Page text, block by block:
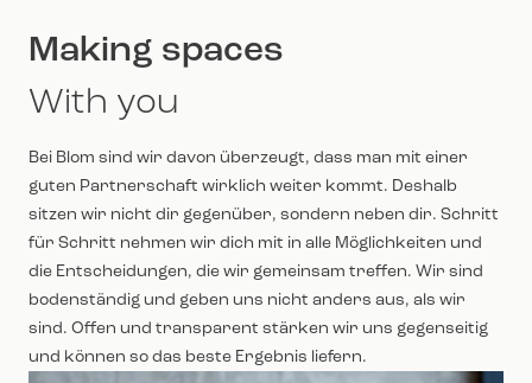
Making spaces
With you
Bei Blom sind wir davon überzeugt, dass man mit einer
guten Partnerschaft wirklich weiter kommt. Deshalb
sitzen wir nicht dir gegenüber, sondern neben dir. Schritt
für Schritt nehmen wir dich mit in alle Möglichkeiten und
die Entscheidungen, die wir gemeinsam treffen. Wir sind
bodenständig und geben uns nicht anders aus, als wir
sind. Offen und transparent stärken wir uns gegenseitig
und können so das beste Ergebnis liefern.